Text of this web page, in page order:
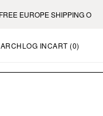
EUROPE SHIPPING ON
LOG INCART (0)